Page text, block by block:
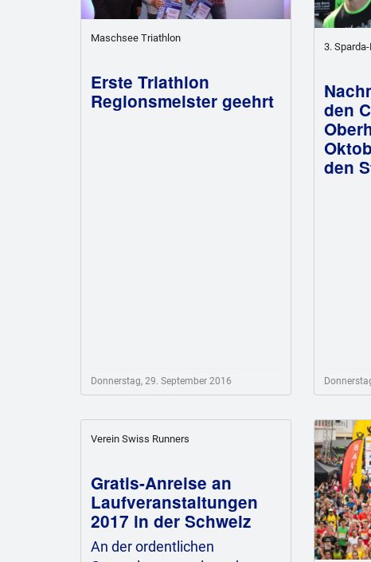
Maschsee Triathlon
Erste Triathlon
Regionsmeister geehrt
Donnerstag, 29. September 2016
3.
den
den
Verein Swiss Runners
Gratis-Anreise an
Laufveranstaltungen
2017 in der Schweiz
An der ordentlichen